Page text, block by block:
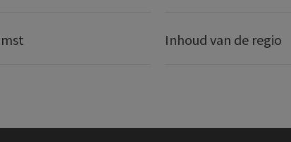
Inhoud van de regio